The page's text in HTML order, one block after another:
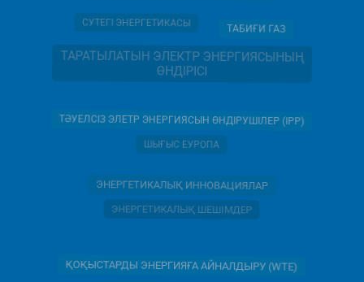
СУТЕГІ ЭНЕРГЕТИКАСЫ
ТАБИҒИ ГАЗ
ТАРАТЫЛАТЫН ЭЛЕКТР ЭНЕРГИЯСЫНЫҢ
ӨНДІРІСІ
ТӘУЕЛСІЗ ЭЛЕТР ЭНЕРГИЯСЫН ӨНДІРУШІЛЕР (IPP)
ШЫҒЫС ЕУРОПА
ЭНЕРГЕТИКАЛЫҚ ИННОВАЦИЯЛАР
ЭНЕРГЕТИКАЛЫҚ ШЕШІМДЕР
ҚОҚЫСТАРДЫ ЭНЕРГИЯҒА АЙНАЛДЫРУ (WTE)